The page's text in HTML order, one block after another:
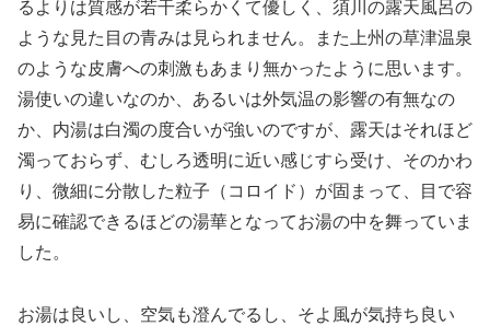
るよりは質感が若干柔らかくて優しく、須川の露天風呂の
ような見た目の青みは見られません。また上州の草津温泉
のような皮膚への刺激もあまり無かったように思います。
湯使いの違いなのか、あるいは外気温の影響の有無なの
か、内湯は白濁の度合いが強いのですが、露天はそれほど
濁っておらず、むしろ透明に近い感じすら受け、そのかわ
り、微細に分散した粒子（コロイド）が固まって、目で容
易に確認できるほどの湯華となってお湯の中を舞っていま
した。
お湯は良いし、空気も澄んでるし、そよ風が気持ち良い